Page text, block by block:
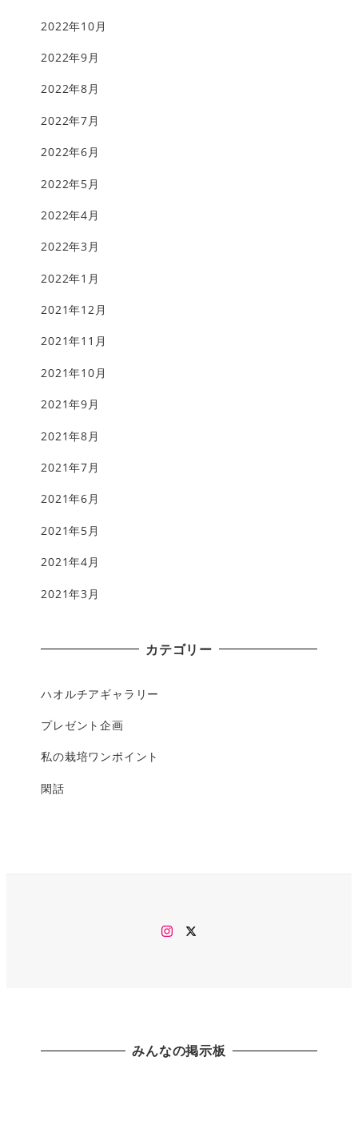
2022年10月
2022年9月
2022年8月
2022年7月
2022年6月
2022年5月
2022年4月
2022年3月
2022年1月
2021年12月
2021年11月
2021年10月
2021年9月
2021年8月
2021年7月
2021年6月
2021年5月
2021年4月
2021年3月
カテゴリー
ハオルチアギャラリー
プレゼント企画
私の栽培ワンポイント
閑話
Instagram
みんなの掲示板